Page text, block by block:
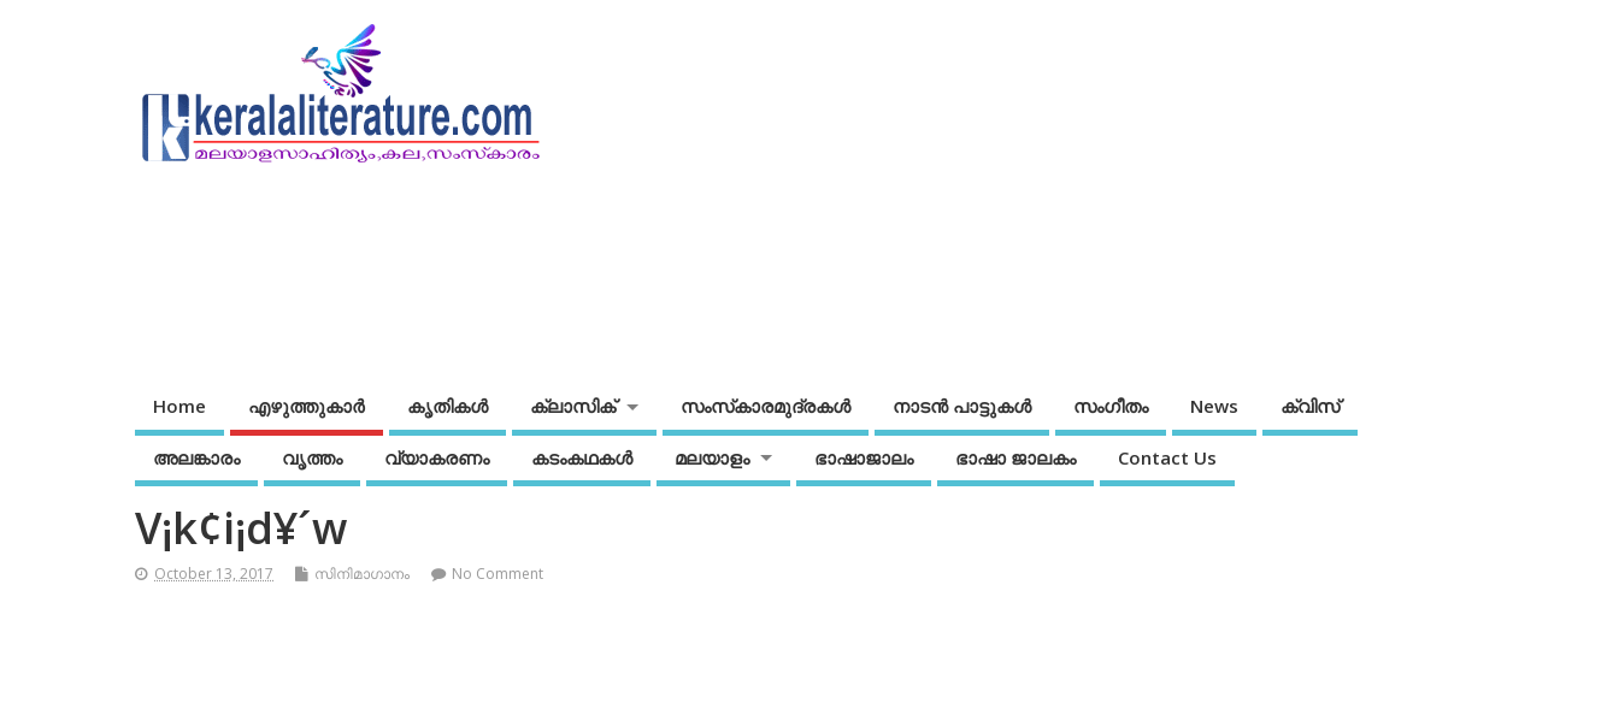
Home എഴുത്തുകാര്‍ കൃതികൾ ക്ലാസിക് സംസ്‌കാരമുദ്രകള്‍ നാടന്‍ പാട്ടുകള്‍ സംഗീതം News ക്വിസ്
അലങ്കാരം വൃത്തം വ്യാകരണം കടംകഥകള്‍ മലയാളം ഭാഷാജാലം ഭാഷാ ജാലകം Contact Us
V¡k¢i¡d¥´w
October 13, 2017 സിനിമാഗാനം No Comment